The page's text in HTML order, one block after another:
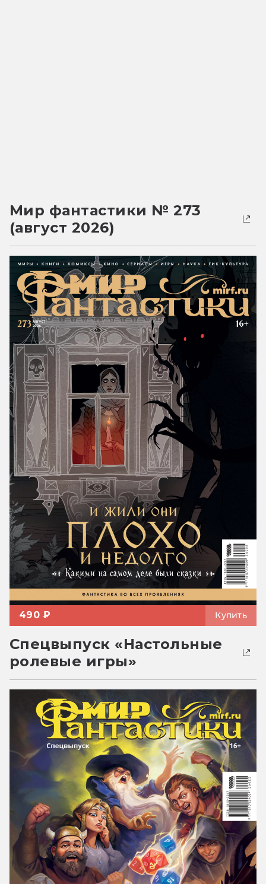
Мир фантастики № 273
(август 2026)
490 ₽ Купить
Спецвыпуск «Настольные
ролевые игры»